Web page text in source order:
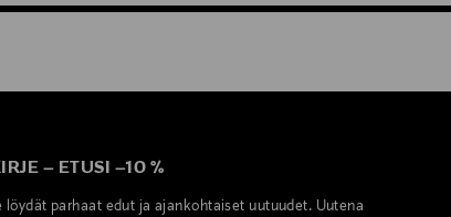
– ETUSI –10 %
löydät parhaat edut ja ajankohtaiset uutuudet. Uutena